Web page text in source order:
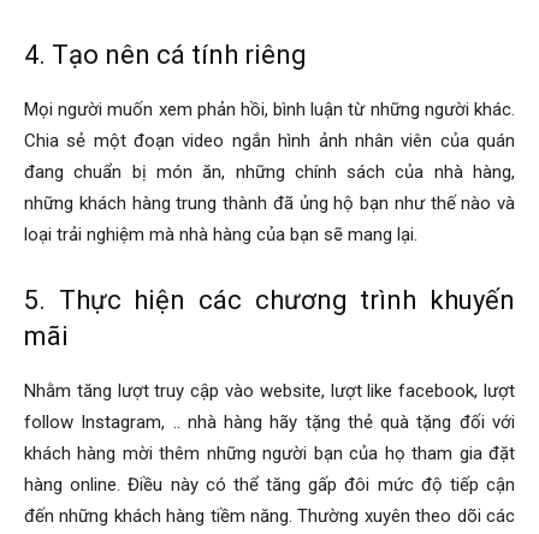
4. Tạo nên cá tính riêng
Mọi người muốn xem phản hồi, bình luận từ những người khác.
Chia sẻ một đoạn video ngắn hình ảnh nhân viên của quán
đang chuẩn bị món ăn, những chính sách của nhà hàng,
những khách hàng trung thành đã ủng hộ bạn như thế nào và
loại trải nghiệm mà nhà hàng của bạn sẽ mang lại.
5. Thực hiện các chương trình khuyến
mãi
Nhằm tăng lượt truy cập vào website, lượt like facebook, lượt
follow Instagram, .. nhà hàng hãy tặng thẻ quà tặng đối với
khách hàng mời thêm những người bạn của họ tham gia đặt
hàng online. Điều này có thể tăng gấp đôi mức độ tiếp cận
đến những khách hàng tiềm năng. Thường xuyên theo dõi các